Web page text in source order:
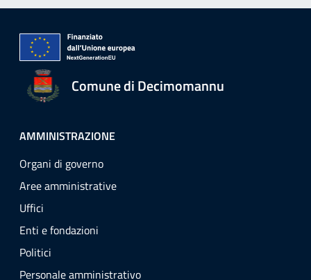
Comune di Decimomannu
AMMINISTRAZIONE
Organi di governo
Aree amministrative
Uffici
Enti e fondazioni
Politici
Personale amministrativo